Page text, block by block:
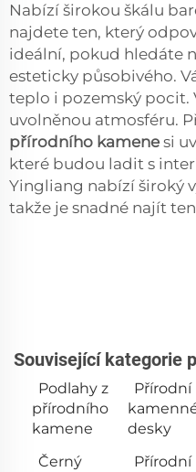
Nabízí širokou škálu
najdete ten, který
ideální, pokud hledáte
esteticky působivého.
teplo i pozemský pocit.
uvolněnou atmosféru.
přírodního kamenesi
které budou ladit s
Yingliang nabízí široký
takže je snadné najít
Související kategorie
Podlahy z
přírodního
kamene
Přírodní
desky
Černý
Přírodní